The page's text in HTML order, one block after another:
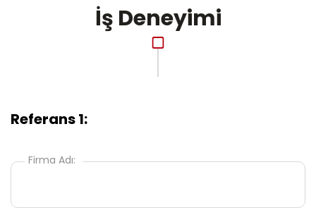
İş Deneyimi
Referans 1:
Firma Adı: